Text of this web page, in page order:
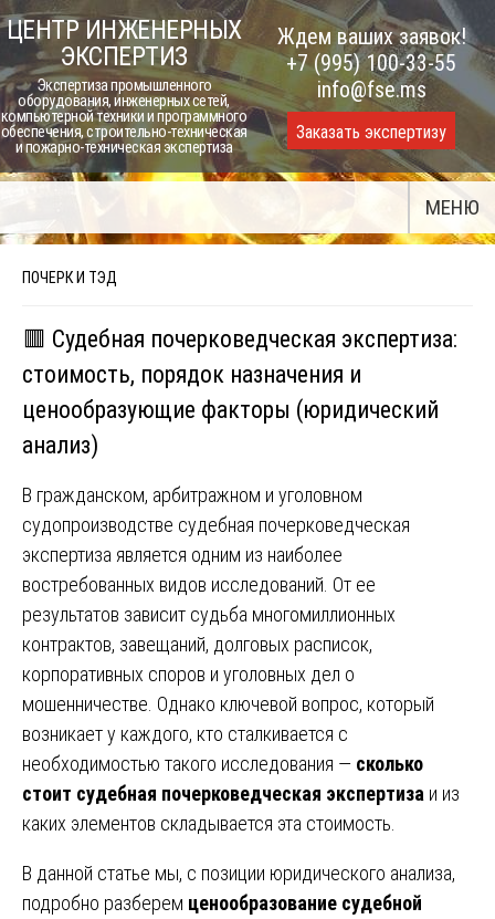
Skip
to
content
ЦЕНТР ИНЖЕНЕРНЫХ
ЭКСПЕРТИЗ
Экспертиза промышленного
оборудования, инженерных сетей,
компьютерной техники и программного
обеспечения, строительно-техническая
и пожарно-техническая экспертиза
Ждем ваших заявок!
+7 (995) 100-33-55
info@fse.ms
Заказать экспертизу
МЕНЮ
ПОЧЕРК И ТЭД
🟥 Судебная почерковедческая экспертиза:
стоимость, порядок назначения и
ценообразующие факторы (юридический
анализ)
В гражданском, арбитражном и уголовном
судопроизводстве судебная почерковедческая
экспертиза является одним из наиболее
востребованных видов исследований. От ее
результатов зависит судьба многомиллионных
контрактов, завещаний, долговых расписок,
корпоративных споров и уголовных дел о
мошенничестве. Однако ключевой вопрос, который
возникает у каждого, кто сталкивается с
необходимостью такого исследования — сколько
стоит судебная почерковедческая экспертиза и из
каких элементов складывается эта стоимость.
В данной статье мы, с позиции юридического анализа,
подробно разберем ценообразование судебной